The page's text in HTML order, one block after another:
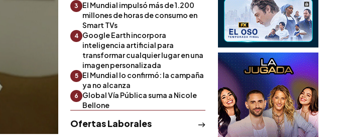
3
El Mundial impulsó más de 1.200
millones de horas de consumo en
Smart TVs
4 Google Earth incorpora
inteligencia artificial para
transformar cualquier lugar en una
imagen personalizada
5
El Mundial lo confirmó: la campaña
ya no alcanza
6
Global Vía Pública suma a Nicole
Bellone
Ofertas Laborales